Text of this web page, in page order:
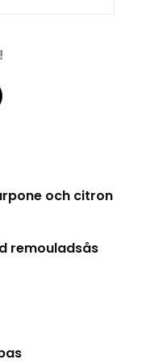
och citron
remouladsås